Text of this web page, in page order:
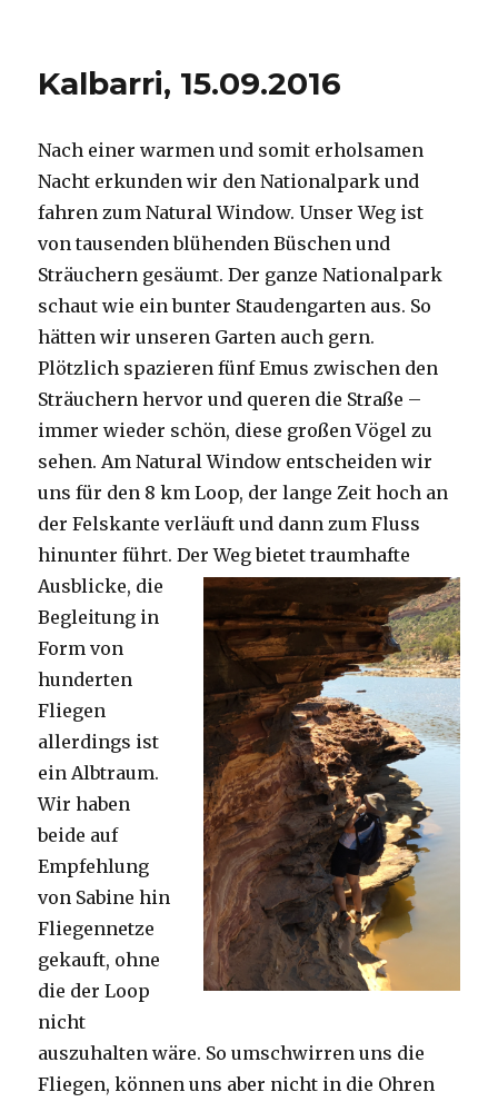
Kalbarri, 15.09.2016
Nach einer warmen und somit erholsamen
Nacht erkunden wir den Nationalpark und
fahren zum Natural Window. Unser Weg ist
von tausenden blühenden Büschen und
Sträuchern gesäumt. Der ganze Nationalpark
schaut wie ein bunter Staudengarten aus. So
hätten wir unseren Garten auch gern.
Plötzlich spazieren fünf Emus zwischen den
Sträuchern hervor und queren die Straße –
immer wieder schön, diese großen Vögel zu
sehen. Am Natural Window entscheiden wir
uns für den 8 km Loop, der lange Zeit hoch an
der Felskante verläuft und dann zum Fluss
hinunter führt. Der Weg bietet traumhafte
Ausblicke, die
Begleitung in
Form von
hunderten
Fliegen
allerdings ist
ein Albtraum.
Wir haben
beide auf
Empfehlung
von Sabine hin
Fliegennetze
gekauft, ohne
die der Loop
nicht
auszuhalten wäre. So umschwirren uns die
Fliegen, können uns aber nicht in die Ohren